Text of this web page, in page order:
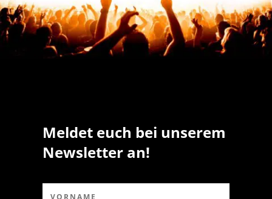
Meldet euch bei unserem
Newsletter an!